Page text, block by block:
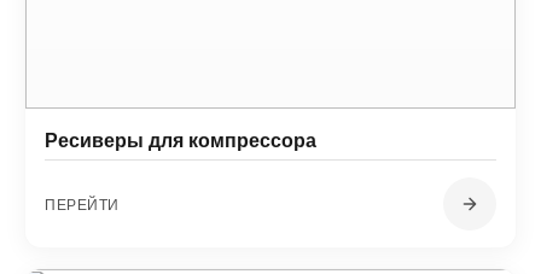
Ресиверы для компрессора
ПЕРЕЙТИ